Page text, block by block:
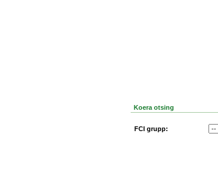
Koera otsing
FCI grupp: